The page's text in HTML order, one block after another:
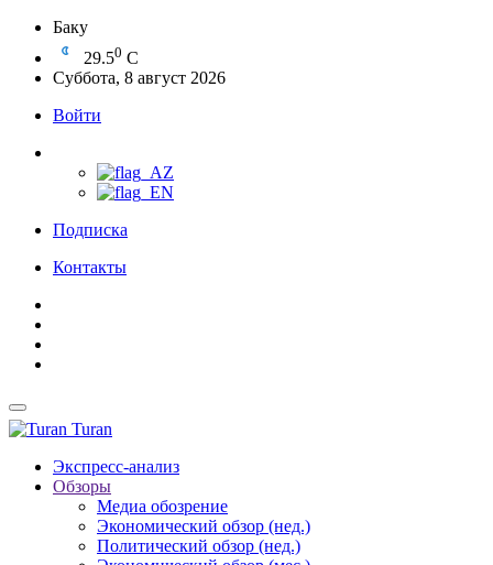
Баку
29.50 C
Суббота, 8 август 2026
Войти
Подписка
Контакты
Turan
Экспресс-анализ
Обзоры
Медиа обозрение
Экономический обзор (нед.)
Политический обзор (нед.)